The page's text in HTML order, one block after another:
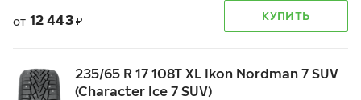
от 12 443 ₽ КУПИТЬ
235/65 R 17 108T XL Ikon Nordman 7 SUV
(Character Ice 7 SUV)